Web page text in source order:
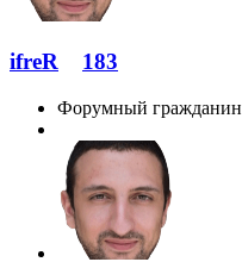
ifreR 183
Форумный гражданин